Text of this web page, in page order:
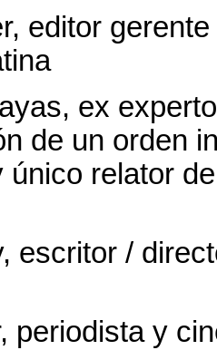
editor
ex
de un orden
único relator
escritor /
periodista y